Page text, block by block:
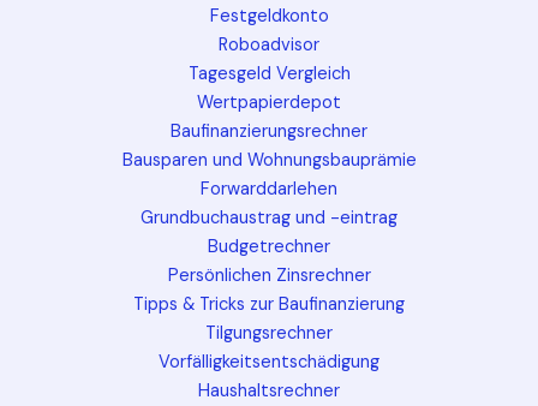
Festgeldkonto
Roboadvisor
Tagesgeld Vergleich
Wertpapierdepot
Baufinanzierungsrechner
Bausparen und Wohnungsbauprämie
Forwarddarlehen
Grundbuchaustrag und -eintrag
Budgetrechner
Persönlichen Zinsrechner
Tipps & Tricks zur Baufinanzierung
Tilgungsrechner
Vorfälligkeitsentschädigung
Haushaltsrechner